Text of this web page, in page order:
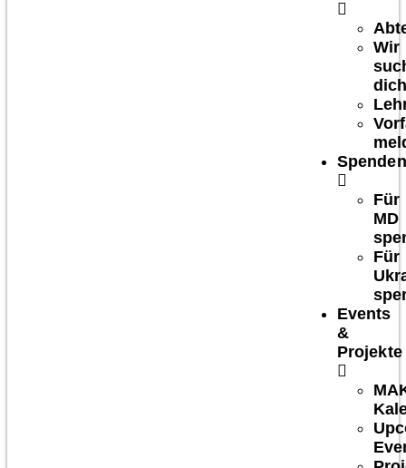
Wir
Spenden
Für
MD
Für
Events
&
Projekte